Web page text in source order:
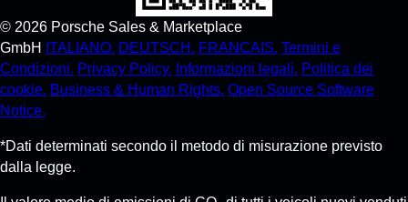
© 2026 Porsche Sales & Marketplace
GmbH
ITALIANO. DEUTSCH. FRANCAIS. Termini e
Condizioni. Privacy Policy. Informazioni legali. Politica dei
cookie. Business & Human Rights. Open Source Software
Notice.
*Dati determinati secondo il metodo di misurazione previsto
dalla legge.